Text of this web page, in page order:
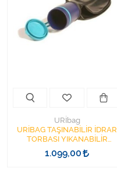
Kişisel Bakım ve Sağlık
Kişisel Bakım ve Sağlık
Ortopedi Ürünleri
Ortopedi Ürünleri
Sarf Malzemeleri
URİbag
URİBAG TAŞINABİLİR İDRAR
TORBASI YIKANABİLİR
TEKRAR KULLANILABİLİR
1.099,00